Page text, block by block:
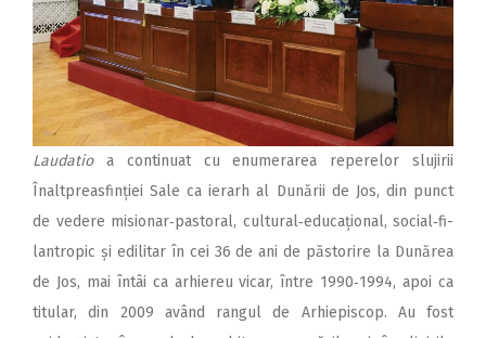
Laudatioa continuat cu enu­­merarea reperelor slujirii
Înaltpreasfinției Sale ca ierarh al Dunării de Jos, din punct
de vedere misionar‑pastoral, cul­tural‑educațional, social‑fi­
lan­tropic și edilitar în cei 36 de ani de păstorire la Dunărea
de Jos, mai întâi ca arhiereu vicar, între 1990‑1994, apoi ca
titular, din 2009 având rangul de Arhiepis­cop. Au fost